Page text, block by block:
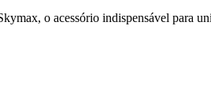
o acessório indispensável para